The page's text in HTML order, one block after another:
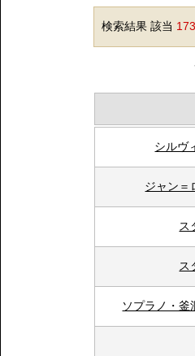
検索結果 該当
シルヴ
ジャン
ス
ス
ソプラノ・